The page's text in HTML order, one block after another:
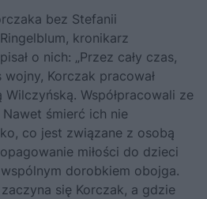
bez Stefanii
kronikarz
o nich: „Przez cały czas,
Korczak pracował
Współpracowali ze
śmierć ich nie
co jest związane z osobą
miłości do dzieci
dorobkiem obojga.
się Korczak, a gdzie